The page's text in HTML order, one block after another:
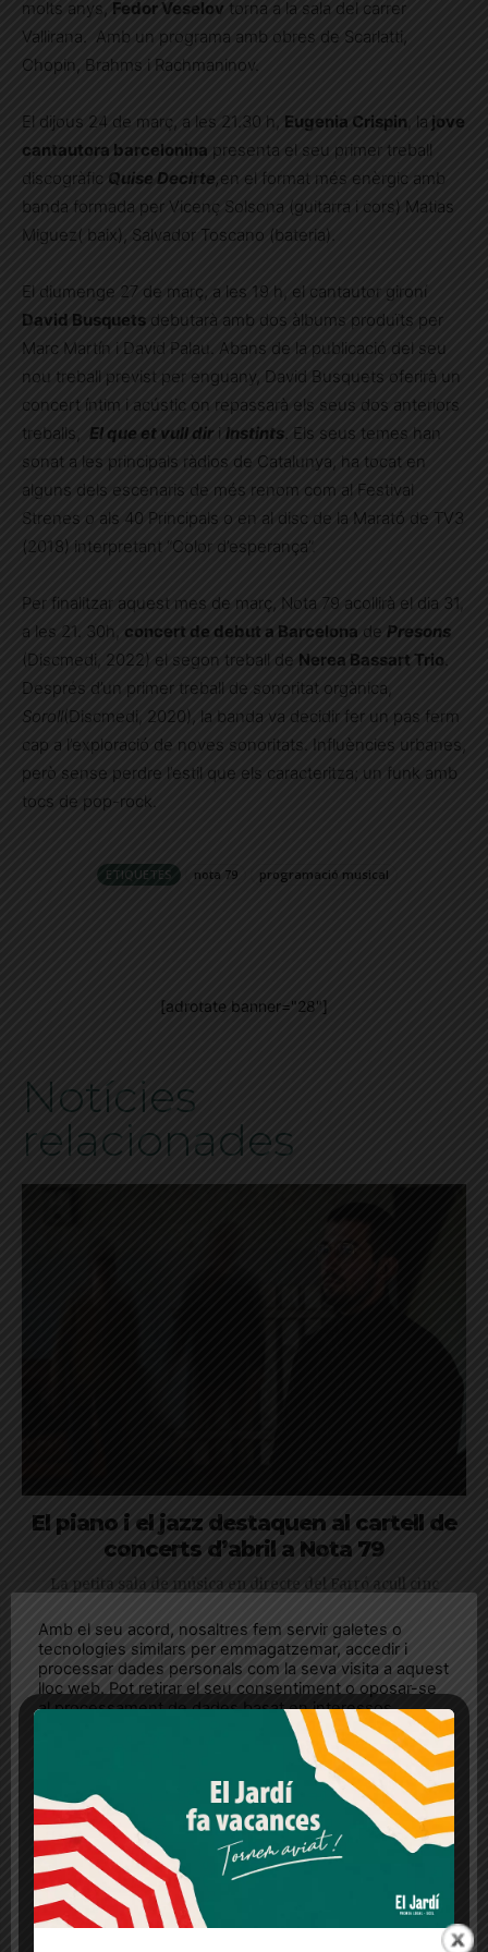
molts anys, Fedor Veselov torna a la sala del carrer
Vallirana. Amb un programa amb obres de Scarlatti,
Chopin, Brahms i Rachmaninov.
El dijous 24 de març, a les 21.30 h, Eugenia Crispin , la jove
cantautora barcelonina presenta el seu primer treball
discogràfic Quise Decirte,en el format més enèrgic amb
banda formada per Vicenç Solsona (guitarra i cors) Matias
Miguez( baix), Salvador Toscano (bateria).
El diumenge 27 de març, a les 19 h, el cantautor gironí
David Busquets debutarà amb dos àlbums produïts per
Marc Martín i David Palau. Abans de la publicació del seu
nou treball previst per enguany, David Busquets oferirà un
concert íntim i acústic on repassarà els seus dos anteriors
treballs, El que et vull dir i Instints. Els seus temes han
sonat a les principals ràdios de Catalunya, ha tocat en
alguns dels escenaris de més renom com al Festival
Strenes o als 40 Principals o en al disc de la Marató de TV3
(2018) interpretant “Color d’esperança”.
Per finalitzar aquest mes de març, Nota 79 acollirà el dia 31,
a les 21. 30h, concert de debut a Barcelona de Presons
(Discmedi, 2022) el segon treball de Nerea Bassart Trio.
Després d’un primer treball de sonoritat orgànica,
Soroll(Discmedi, 2020), la banda va decidir fer un pas ferm
cap a l’exploració de noves sonoritats. Influències urbanes,
però sense perdre l’estil que els caracteritza; un funk amb
tocs de pop-rock.
ETIQUETES nota 79 programació musical
[adrotate banner="28"]
Notícies
relacionades
El piano i el jazz destaquen al cartell de
concerts d’abril a Nota 79
La petita sala de música en directe del Farró acull cinc
Amb el seu acord, nosaltres fem servir galetes o
tecnologies similars per emmagatzemar, accedir i
processar dades personals com la seva visita a aquest
lloc web. Pot retirar el seu consentiment o oposar-se
al processament de dades basat en interessos
legítims en qualsevol moment fent clic a "Ajustos de
cookies" o a la nostra Política de privacitat en aquest
lloc web. Si cliques "acceptar" dones el teu
Més informació Acceptar Rebutjar tot
Quan l’usuari crea un compte al Diari el Jardí, dona el
seu consentiment explícit per rebre comunicacions